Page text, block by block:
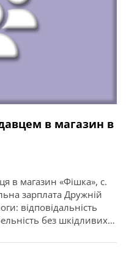
в магазин в
в магазин «Фішка», с.
зарплата Дружній
відповідальність
без шкідливих